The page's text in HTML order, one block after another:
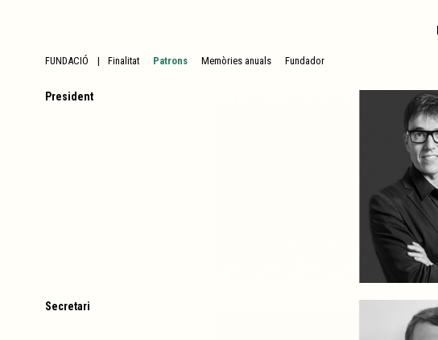
FUNDACIÓ Finalitat Patrons Memòries anuals Fundador
President
Secretari